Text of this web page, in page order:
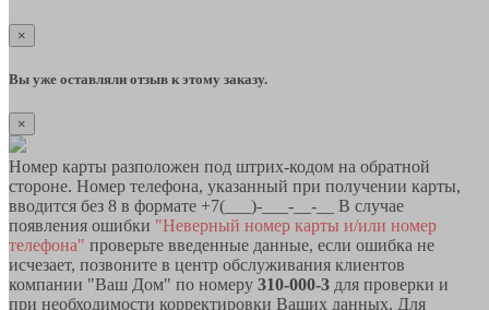
×
Вы уже оставляли отзыв к этому заказу.
×
Номер карты разположен под штрих-кодом на обратной
стороне. Номер телефона, указанный при получении карты,
вводится без 8 в формате +7(___)-___-__-__ В случае
появления ошибки "Неверный номер карты и/или номер
телефона" проверьте введенные данные, если ошибка не
исчезает, позвоните в центр обслуживания клиентов
компании "Ваш Дом" по номеру 310-000-3 для проверки и
при необходимости корректировки Ваших данных. Для